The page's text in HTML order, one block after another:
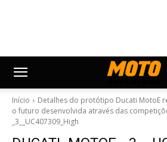
Início
Detalhes do protótipo Ducati MotoE
o futuro desenvolvida através das
_3__UC407309_High